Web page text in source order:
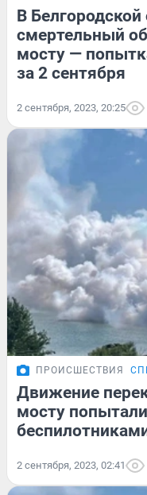
В
смертельный
мосту —
за 2 сентября
2 сентября, 2023, 20:25
ПРОИСШЕСТВИЯ
Движение
мосту
2 сентября, 2023, 02:41